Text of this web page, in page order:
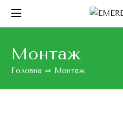
Монтаж
Головна ⇒ Монтаж